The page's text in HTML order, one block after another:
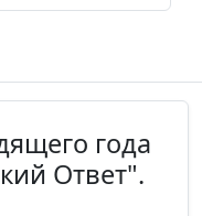
года
Ответ".